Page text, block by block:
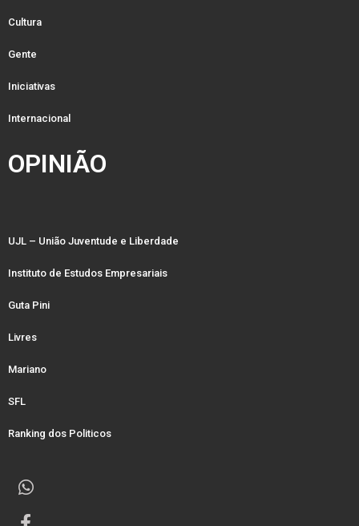
Cultura
Gente
Iniciativas
Internacional
OPINIÃO
UJL – União Juventude e Liberdade
Instituto de Estudos Empresariais
Guta Pini
Livres
Mariano
SFL
Ranking dos Politicos